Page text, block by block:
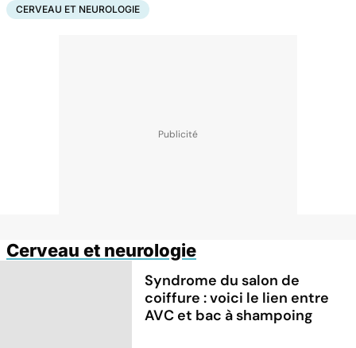
CERVEAU ET NEUROLOGIE
Cerveau et neurologie
Syndrome du salon de
coiffure : voici le lien entre
AVC et bac à shampoing